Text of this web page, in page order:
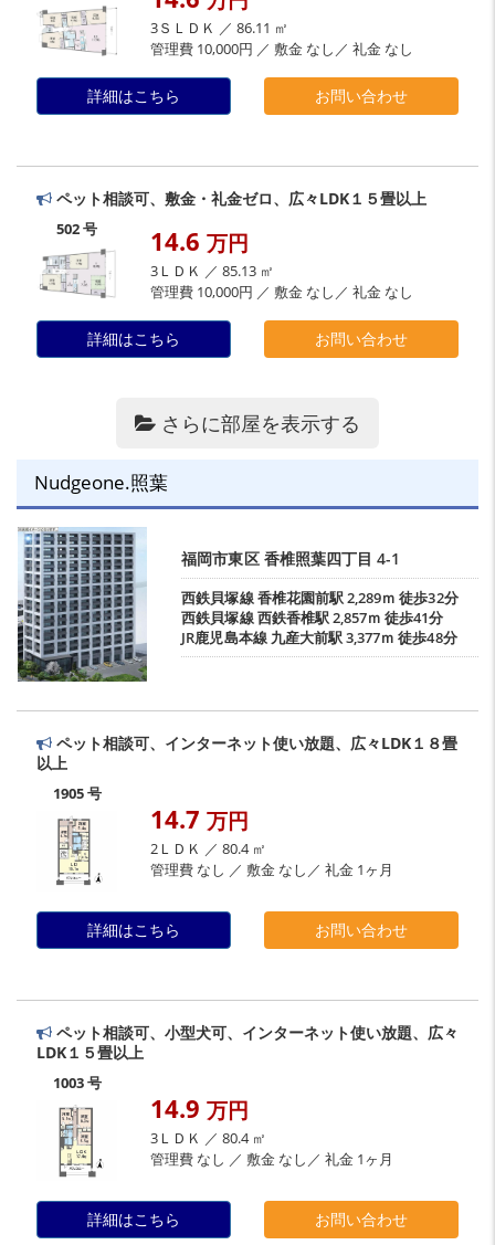
3ＳＬＤＫ ／ 86.11 ㎡
管理費 10,000円 ／ 敷金 なし／ 礼金 なし
詳細はこちら お問い合わせ
ペット相談可、敷金・礼金ゼロ、広々LDK１５畳以上
502 号 14.6 万円
3ＬＤＫ ／ 85.13 ㎡
管理費 10,000円 ／ 敷金 なし／ 礼金 なし
詳細はこちら お問い合わせ
さらに部屋を表示する
Nudgeone.照葉
福岡市東区 香椎照葉四丁目 4-1
西鉄貝塚線香椎花園前駅2,289ｍ 徒歩32分
西鉄貝塚線西鉄香椎駅2,857ｍ 徒歩41分
JR鹿児島本線 九産大前駅3,377ｍ 徒歩48分
ペット相談可、インターネット使い放題、広々LDK１８畳
以上
1905 号
14.7 万円
2ＬＤＫ ／ 80.4 ㎡
管理費 なし ／ 敷金 なし／ 礼金 1ヶ月
詳細はこちら お問い合わせ
ペット相談可、小型犬可、インターネット使い放題、広々
LDK１５畳以上
1003 号
14.9 万円
3ＬＤＫ ／ 80.4 ㎡
管理費 なし ／ 敷金 なし／ 礼金 1ヶ月
詳細はこちら お問い合わせ